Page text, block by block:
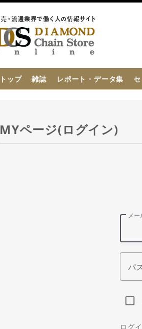
トップ 雑誌 レポート・データ集
MYページ(ログイン)
メ
パ
ログ